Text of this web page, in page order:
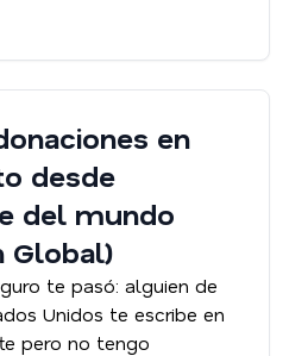
en
desde
del mundo
Global)
te pasó: alguien de
Unidos te escribe en
pero no tengo